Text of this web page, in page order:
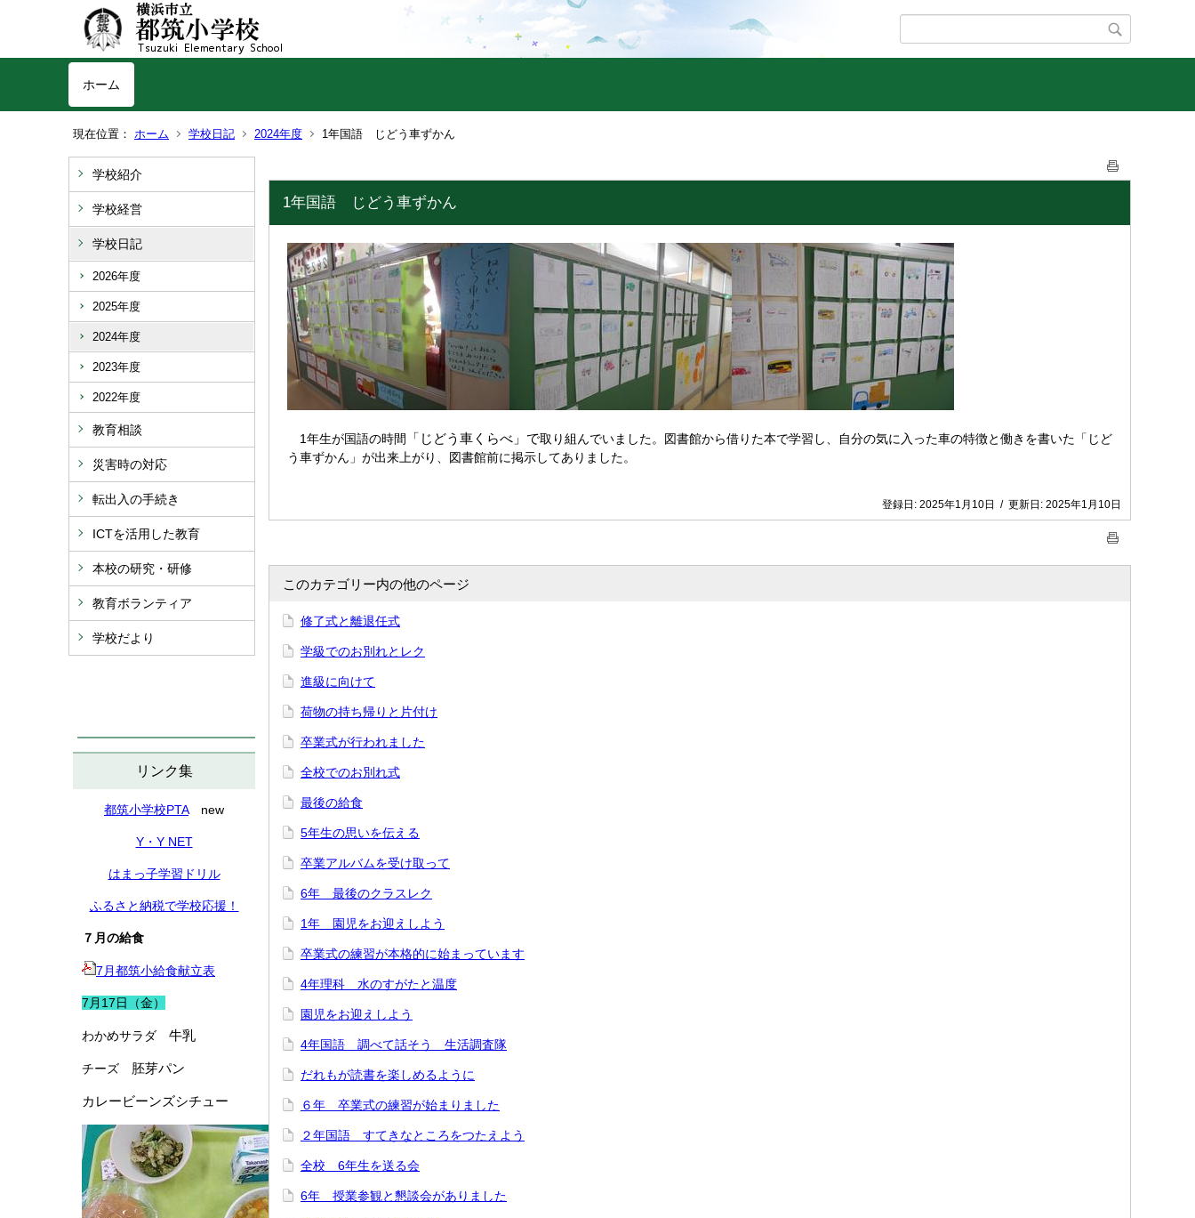
ホーム
現在位置： ホーム 学校日記 2024年度 1年国語 じどう車ずかん
学校紹介
学校経営
学校日記
2026年度
2025年度
2024年度
2023年度
2022年度
教育相談
災害時の対応
転出入の手続き
ICTを活用した教育
本校の研究・研修
教育ボランティア
学校だより
リンク集
都筑小学校PTAnew
Y・Y NET
はまっ子学習ドリル
ふるさと納税で学校応援！
７月の給食
7月都筑小給食献立表
7月17日（金）
わかめサラダ 牛乳
チーズ 胚芽パン
カレービーンズシチュー
1年国語 じどう車ずかん
1年生が国語の時間 「じどう車くらべ」で取り組んでいました。図書館から借りた本で学習し、自分の気に入った車の特徴と働きを書いた「じど
う車ずかん」が出来上がり、図書館前に掲示してありました。
登録日: 2025年1月10日 / 更新日: 2025年1月10日
このカテゴリー内の他のページ
修了式と離退任式
学級でのお別れとレク
進級に向けて
荷物の持ち帰りと片付け
卒業式が行われました
全校でのお別れ式
最後の給食
5年生の思いを伝える
卒業アルバムを受け取って
6年 最後のクラスレク
1年 園児をお迎えしよう
卒業式の練習が本格的に始まっています
4年理科 水のすがたと温度
園児をお迎えしよう
4年国語 調べて話そう 生活調査隊
だれもが読書を楽しめるように
６年 卒業式の練習が始まりました
２年国語 すてきなところをつたえよう
全校 6年生を送る会
6年 授業参観と懇談会がありました